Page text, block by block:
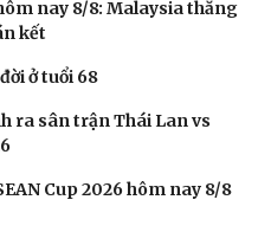
dẫn kỹ thuật Speed up
bóng đi dọc dây trong
danh giá tại Việt